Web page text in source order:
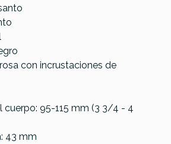
con incrustaciones de
cuerpo: 95-115 mm (3 3/4 - 4
43 mm